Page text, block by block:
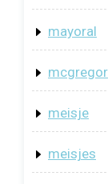
mayoral
mcgregor
meisje
meisjes